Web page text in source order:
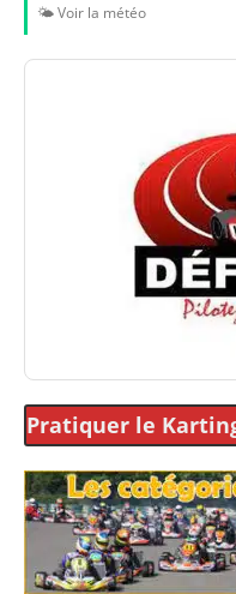
🌤️ Voir la météo
Pratiquer le